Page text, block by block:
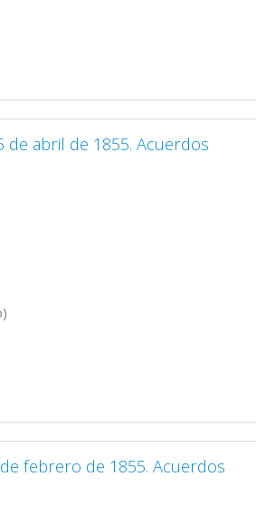
de abril de 1855. Acuerdos
febrero de 1855. Acuerdos